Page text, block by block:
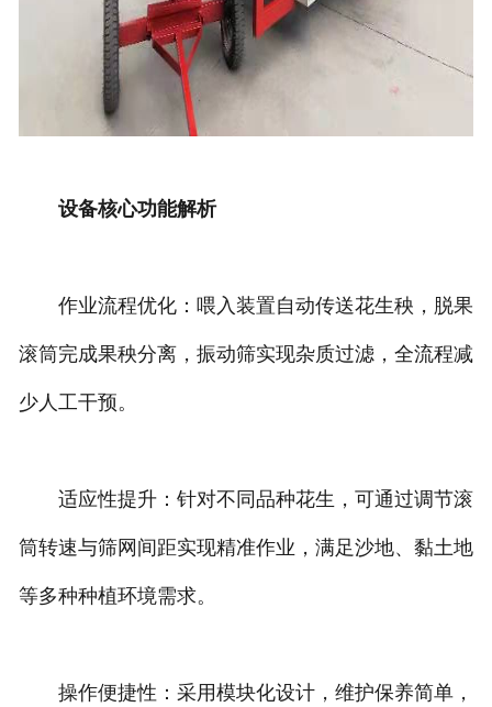
设备核心功能解析
作业流程优化：喂入装置自动传送花生秧，脱果
滚筒完成果秧分离，振动筛实现杂质过滤，全流程减
少人工干预。
适应性提升：针对不同品种花生，可通过调节滚
筒转速与筛网间距实现精准作业，满足沙地、黏土地
等多种种植环境需求。
操作便捷性：采用模块化设计，维护保养简单，